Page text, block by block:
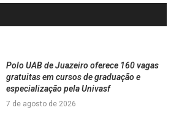
Polo UAB de Juazeiro oferece 160 vagas
gratuitas em cursos de graduação e
especialização pela Univasf
7 de agosto de 2026